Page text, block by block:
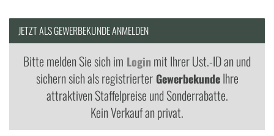
JETZT ALS GEWERBEKUNDE ANMELDEN
Bitte melden Sie sich im Loginmit Ihrer Ust.-ID an und
sichern sich als registrierterGewerbekundeIhre
attraktiven Staffelpreise und Sonderrabatte.
Kein Verkauf an privat.